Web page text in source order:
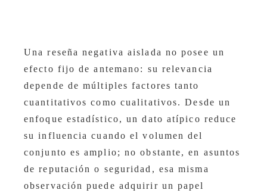
Una reseña negativa aislada no posee un
efecto fijo de antemano: su relevancia
depende de múltiples factores tanto
cuantitativos como cualitativos. Desde un
enfoque estadístico, un dato atípico reduce
su influencia cuando el volumen del
conjunto es amplio; no obstante, en asuntos
de reputación o seguridad, esa misma
observación puede adquirir un papel